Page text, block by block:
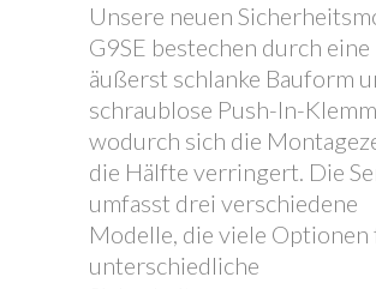
Unsere neuen
G9SE bestechen durch eine
äußerst schlanke Bauform
schraublose Push-In-
wodurch sich die
die Hälfte verringert. Die
umfasst drei verschiedene
Modelle, die viele
unterschiedliche